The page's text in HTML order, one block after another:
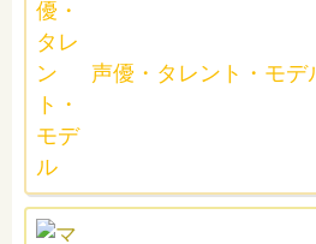
声優・タレント・モデ